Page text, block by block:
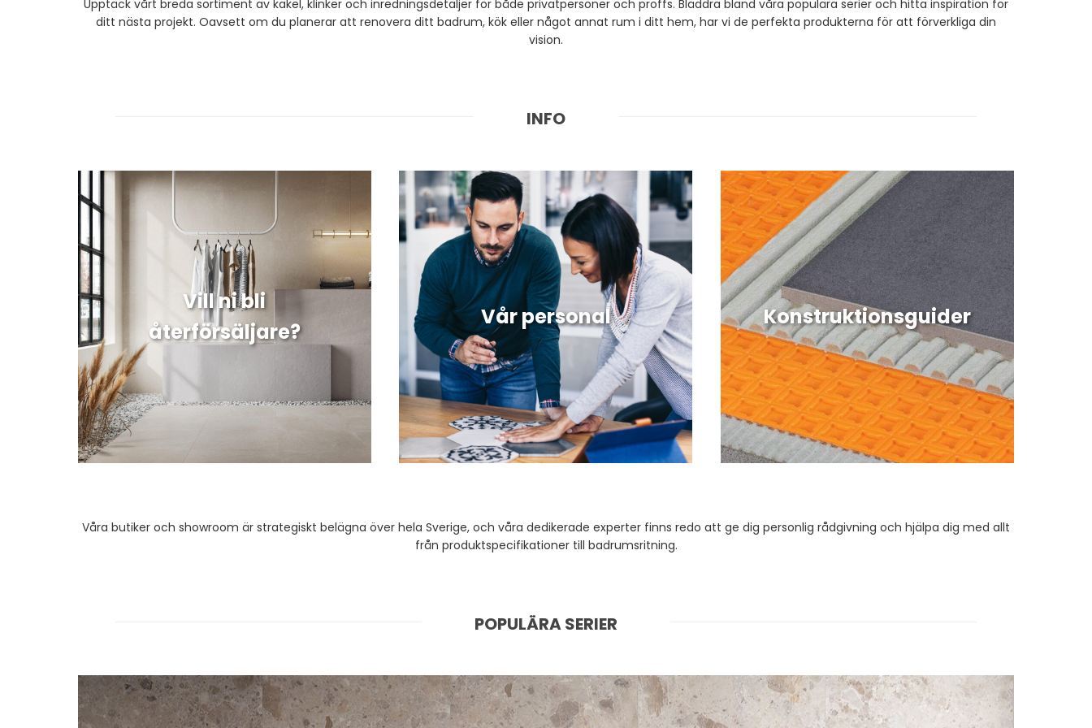
Upptäck vårt breda sortiment av kakel, klinker och inredningsdetaljer för både privatpersoner och proffs. Bläddra bland våra populära serier och hitta inspiration för
ditt nästa projekt. Oavsett om du planerar att renovera ditt badrum, kök eller något annat rum i ditt hem, har vi de perfekta produkterna för att förverkliga din
vision.
INFO
Vill ni bli
återförsäljare?
Vår personal Konstruktionsguider
Våra butiker och showroom är strategiskt belägna över hela Sverige, och våra dedikerade experter finns redo att ge dig personlig rådgivning och hjälpa dig med allt
från produktspecifikationer till badrumsritning.
POPULÄRA SERIER